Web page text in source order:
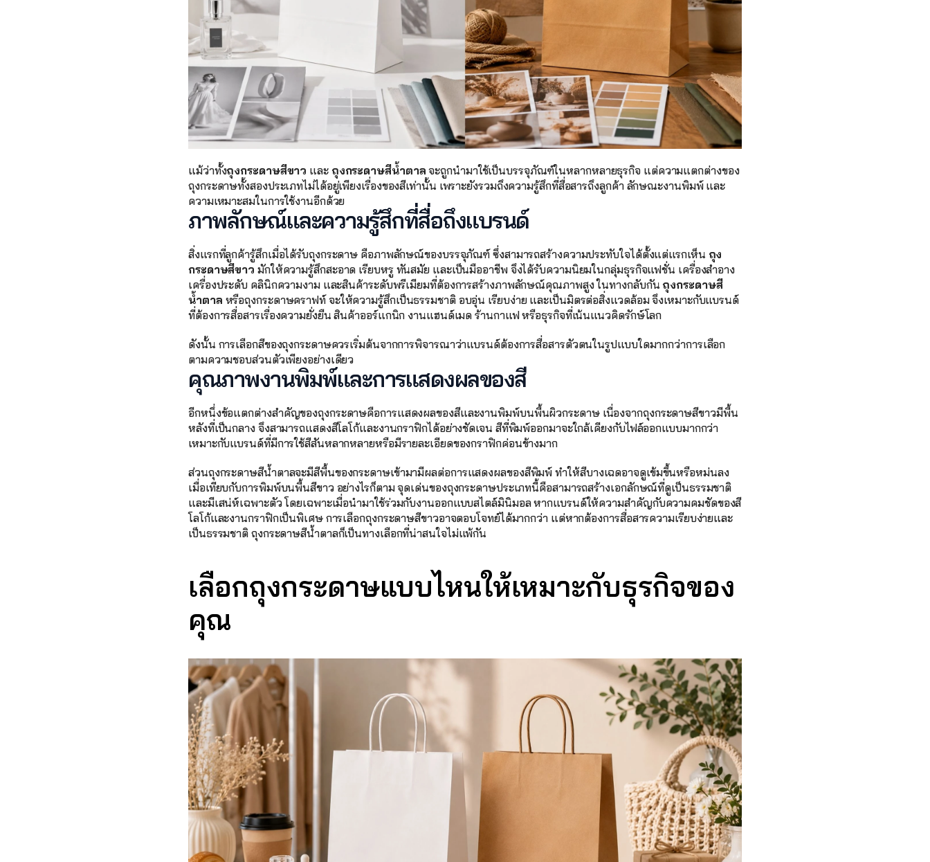
แม้ว่าทั้งถุงกระดาษสีขาว และ ถุงกระดาษสีน้ำตาล จะถูกนำมาใช้เป็นบรรจุภัณฑ์ในหลากหลายธุรกิจ แต่ความแตกต่างของ
ถุงกระดาษทั้งสองประเภทไม่ได้อยู่เพียงเรื่องของสีเท่านั้น เพราะยังรวมถึงความรู้สึกที่สื่อสารถึงลูกค้า ลักษณะงานพิมพ์ และ
ความเหมาะสมในการใช้งานอีกด้วย
ภาพลักษณ์และความรู้สึกที่สื่อถึงแบรนด์
สิ่งแรกที่ลูกค้ารู้สึกเมื่อได้รับถุงกระดาษ คือภาพลักษณ์ของบรรจุภัณฑ์ ซึ่งสามารถสร้างความประทับใจได้ตั้งแต่แรกเห็น ถุง
กระดาษสีขาว มักให้ความรู้สึกสะอาด เรียบหรู ทันสมัย และเป็นมืออาชีพ จึงได้รับความนิยมในกลุ่มธุรกิจแฟชั่น เครื่องสำอาง
เครื่องประดับ คลินิกความงาม และสินค้าระดับพรีเมียมที่ต้องการสร้างภาพลักษณ์คุณภาพสูง ในทางกลับกัน ถุงกระดาษสี
น้ำตาล หรือถุงกระดาษคราฟท์ จะให้ความรู้สึกเป็นธรรมชาติ อบอุ่น เรียบง่าย และเป็นมิตรต่อสิ่งแวดล้อม จึงเหมาะกับแบรนด์
ที่ต้องการสื่อสารเรื่องความยั่งยืน สินค้าออร์แกนิก งานแฮนด์เมด ร้านกาแฟ หรือธุรกิจที่เน้นแนวคิดรักษ์โลก
ดังนั้น การเลือกสีของถุงกระดาษควรเริ่มต้นจากการพิจารณาว่าแบรนด์ต้องการสื่อสารตัวตนในรูปแบบใดมากกว่าการเลือก
ตามความชอบส่วนตัวเพียงอย่างเดียว
คุณภาพงานพิมพ์และการแสดงผลของสี
อีกหนึ่งข้อแตกต่างสำคัญของถุงกระดาษคือการแสดงผลของสีและงานพิมพ์บนพื้นผิวกระดาษ เนื่องจากถุงกระดาษสีขาวมีพื้น
หลังที่เป็นกลาง จึงสามารถแสดงสีโลโก้และงานกราฟิกได้อย่างชัดเจน สีที่พิมพ์ออกมาจะใกล้เคียงกับไฟล์ออกแบบมากกว่า
เหมาะกับแบรนด์ที่มีการใช้สีสันหลากหลายหรือมีรายละเอียดของกราฟิกค่อนข้างมาก
ส่วนถุงกระดาษสีน้ำตาลจะมีสีพื้นของกระดาษเข้ามามีผลต่อการแสดงผลของสีพิมพ์ ทำให้สีบางเฉดอาจดูเข้มขึ้นหรือหม่นลง
เมื่อเทียบกับการพิมพ์บนพื้นสีขาว อย่างไรก็ตาม จุดเด่นของถุงกระดาษประเภทนี้คือสามารถสร้างเอกลักษณ์ที่ดูเป็นธรรมชาติ
และมีเสน่ห์เฉพาะตัว โดยเฉพาะเมื่อนำมาใช้ร่วมกับงานออกแบบสไตล์มินิมอล หากแบรนด์ให้ความสำคัญกับความคมชัดของสี
โลโก้และงานกราฟิกเป็นพิเศษ การเลือกถุงกระดาษสีขาวอาจตอบโจทย์ได้มากกว่า แต่หากต้องการสื่อสารความเรียบง่ายและ
เป็นธรรมชาติ ถุงกระดาษสีน้ำตาลก็เป็นทางเลือกที่น่าสนใจไม่แพ้กัน
เลือกถุงกระดาษแบบไหนให้เหมาะกับธุรกิจของ
คุณ